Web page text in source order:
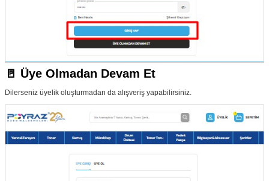
🚪 Üye Olmadan Devam Et
Dilerseniz üyelik oluşturmadan da alışveriş yapabilirsiniz.